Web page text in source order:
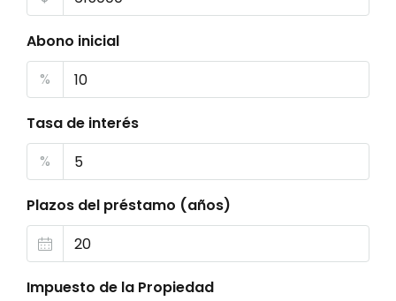
Abono inicial
%
Tasa de interés
%
Plazos del préstamo (años)
Impuesto de la Propiedad